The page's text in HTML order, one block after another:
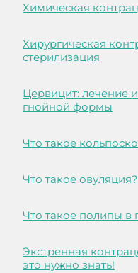
Химическая
Хирургическая
стерилизация
Цервицит: лечение
гнойной формы
Что такое
Что такое
Что такое полипы в
Экстренная
это нужно знать!